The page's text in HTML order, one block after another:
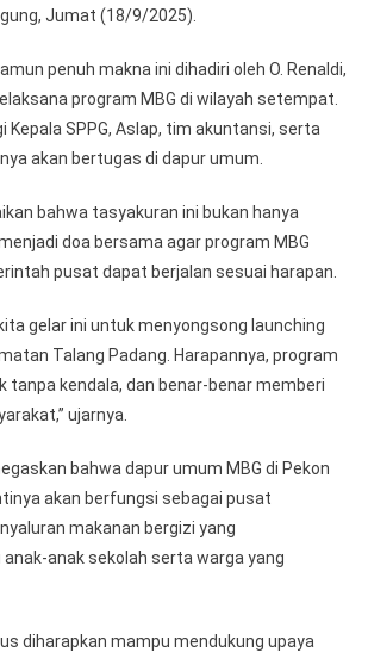
Jumat (18/9/2025).
penuh makna ini dihadiri oleh O. Renaldi,
program MBG di wilayah setempat.
Kepala SPPG, Aslap, tim akuntansi, serta
akan bertugas di dapur umum.
bahwa tasyakuran ini bukan hanya
doa bersama agar program MBG
pusat dapat berjalan sesuai harapan.
gelar ini untuk menyongsong launching
Talang Padang. Harapannya, program
tanpa kendala, dan benar-benar memberi
ujarnya.
bahwa dapur umum MBG di Pekon
akan berfungsi sebagai pusat
makanan bergizi yang
anak sekolah serta warga yang
diharapkan mampu mendukung upaya